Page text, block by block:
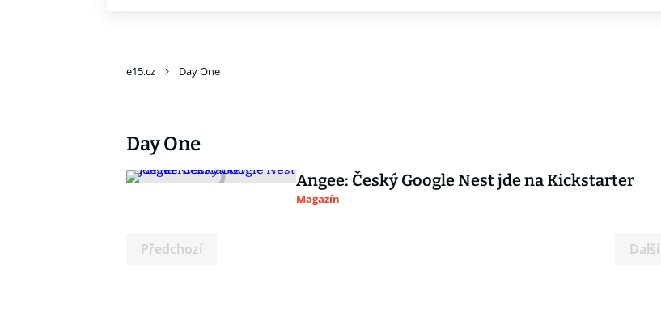
e15.cz Day One
Day One
Angee: Český Google Nest jde na Kickstarter
Magazín
Předchozí Další